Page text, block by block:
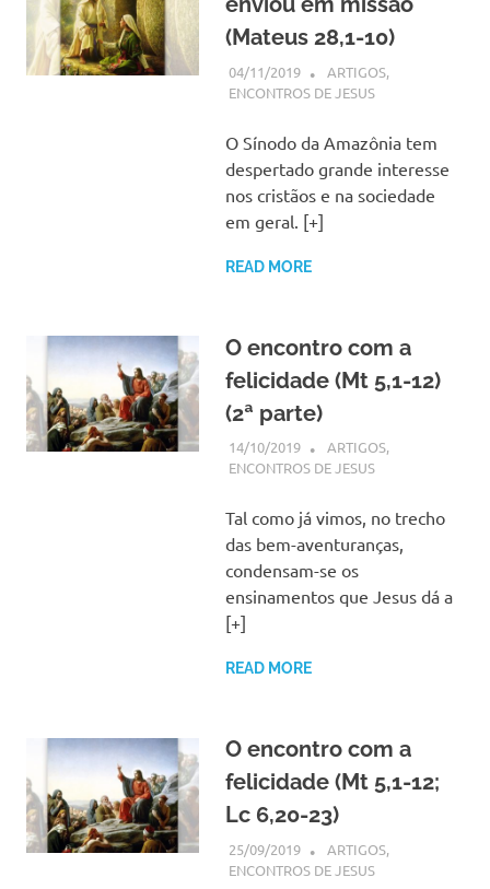
(Mateus 28,1-10)
04/11/2019 SSPS BRASIL
ARTIGOS,
ENCONTROS DE JESUS
O Sínodo da Amazônia tem
despertado grande interesse
nos cristãos e na sociedade
em geral. [+]
READ MORE
O encontro com a
felicidade (Mt 5,1-12)
(2ª parte)
14/10/2019 SSPS BRASIL
ARTIGOS,
ENCONTROS DE JESUS
Tal como já vimos, no trecho
das bem-aventuranças,
condensam-se os
ensinamentos que Jesus dá a
[+]
READ MORE
O encontro com a
felicidade (Mt 5,1-12;
Lc 6,20-23)
25/09/2019 SSPS BRASIL
ARTIGOS,
ENCONTROS DE JESUS